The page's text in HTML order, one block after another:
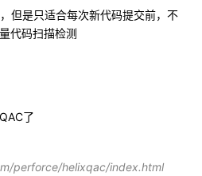
但是只适合每次新代码提交前，不
代码扫描检测
了
perforce/helixqac/index.html